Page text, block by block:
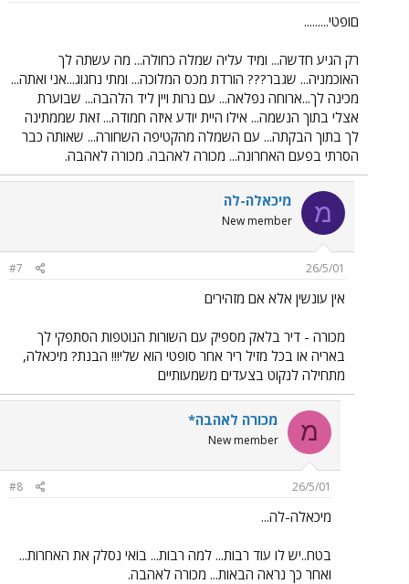
םופטי.........
רק הגיע חדשה... ומיד עליה שמלה כחולה... מה עשתה לך
האוכמניה... שגבר??? הורדת מכס המלוכה... ומתי נחגוג...אני ואתה...
מכינה לך...ארוחה נפלאה... עם נרות ויין ליד הלהבה... שבוערת
אצלי בתוך הנשמה... אילו היית יודע איזה חמודה... זאת שממתינה
לך בתוך הבקתה... עם השמלה מהקטיפה השחורה... שאותה כבר
הסרתי בפעם האחרונה... מכורה לאהבה. מכורה לאהבה.
מ מיכאלה-לה
New member
26/5/01
#7
אין עונשין אלא אם מזהירים
מכורה - דיר בלאק מספיק עם השורות הנוטפות הסתפקי לך
באריה או בכל מזיל ריר אחר סופטי הוא שלי!!! הבנת? מיכאלה,
מתחילה לנקוט בצעדים משמעותיים
מ מכורה לאהבה*
New member
26/5/01
#8
מיכאלה-לה...
בטח..יש לו עוד רבות... למה רבות... בואי נסלק את האחרות...
ואחר כך נראה הבאות... מכורה לאהבה.